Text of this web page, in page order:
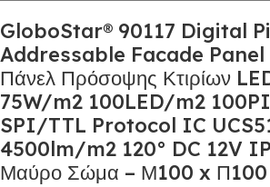
GloboStar® 90117 Digital
Addressable Facade Panel
Πάνελ Πρόσοψης Κτιρίων
75W/m2 100LED/m2
SPI/TTL Protocol IC
4500lm/m2 120° DC 12V
Μαύρο Σώμα – Μ100 x